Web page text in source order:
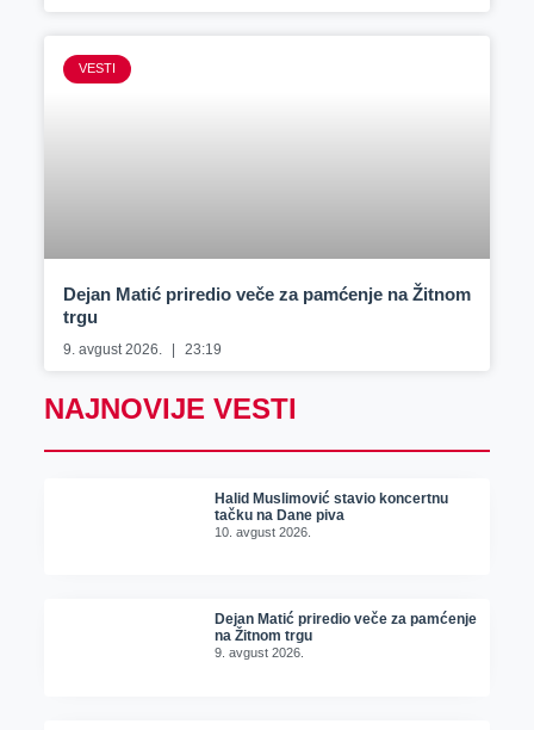
VESTI
Dejan Matić priredio veče za pamćenje na Žitnom
trgu
9. avgust 2026. 23:19
NAJNOVIJE VESTI
Halid Muslimović stavio koncertnu
tačku na Dane piva
10. avgust 2026.
Dejan Matić priredio veče za pamćenje
na Žitnom trgu
9. avgust 2026.